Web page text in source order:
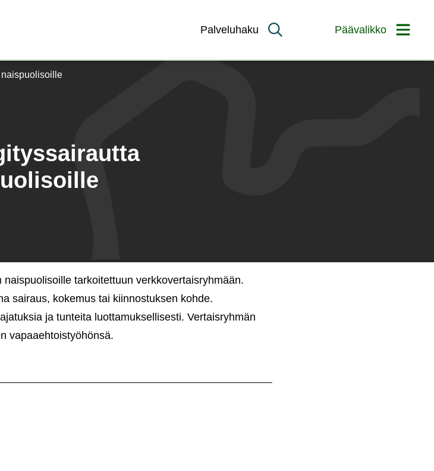
Palveluhaku Päävalikko
naispuolisoille
tarkoitettuun verkkovertaisryhmään.
sairaus, kokemus tai kiinnostuksen kohde.
ja tunteita luottamuksellisesti. Vertaisryhmän
vapaaehtoistyöhönsä.